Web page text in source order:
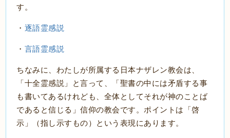
す。
・ 逐語霊感説
・ 言語霊感説
ちなみに、わたしが所属する日本ナザレン教会は、
「十全霊感説」と言って、「聖書の中には矛盾する事
も書いてあるけれども、全体としてそれが神のことば
であると信じる」信仰の教会です。ポイントは「啓
示」（指し示すもの）という表現にあります。